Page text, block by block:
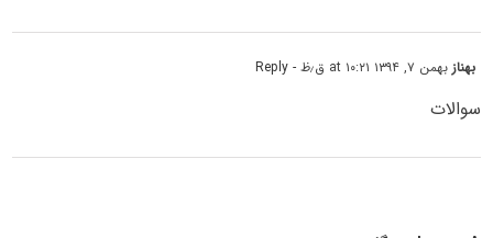
بهنازبهمن ۷, ۱۳۹۴ at ۱۰:۲۱ ق٫ظ - Reply
سوالات